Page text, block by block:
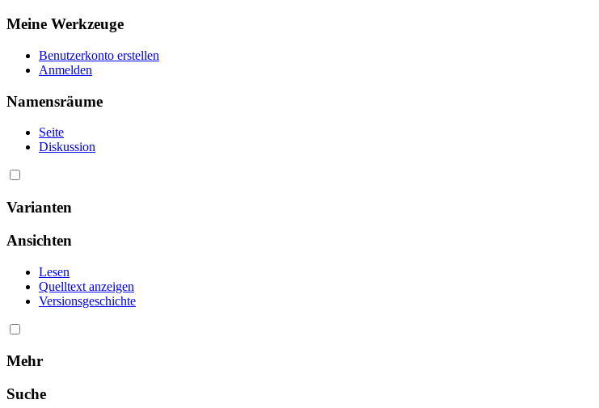
Meine Werkzeuge
Benutzerkonto erstellen
Anmelden
Namensräume
Seite
Diskussion
Varianten
Ansichten
Lesen
Quelltext anzeigen
Versionsgeschichte
Mehr
Suche